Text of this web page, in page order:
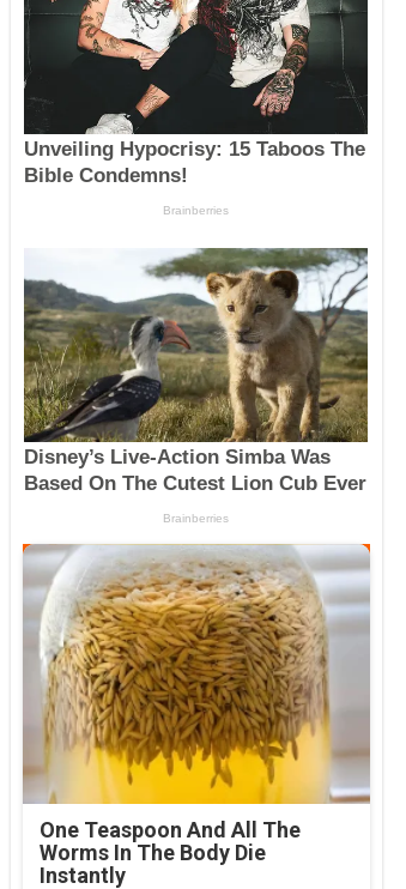
One Teaspoon And All The
Worms In The Body Die
Instantly